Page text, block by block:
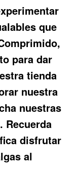
que
,
para dar
tienda
nuestra
nuestras
Recuerda
disfrutar
al